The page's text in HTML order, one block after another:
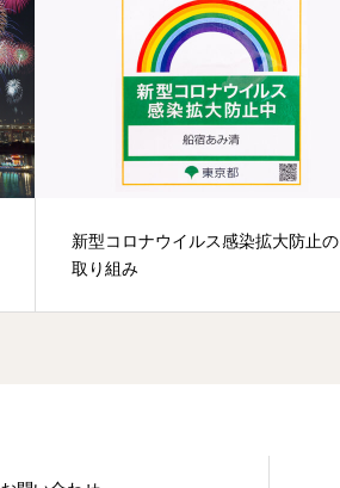
新型コロナウイルス感染拡大防止の
取り組み